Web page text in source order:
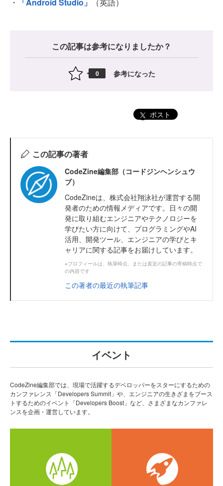
・ 「Android Studio」 （英語）
この記事は参考になりましたか？
0 参考になった
ポスト
この記事の著者
CodeZine編集部（コードジンヘンシュウ
ブ）
CodeZineは、株式会社翔泳社が運営する開
発者のための情報メディアです。日々の開
発に取り組むエンジニアやテクノロジーを
学びたい方に向けて、プログラミングやAI
活用、開発ツール、エンジニアの学びとキ
ャリアに関する記事をお届けしています。
※プロフィールは、執筆時点、または直近の記事の寄稿時点で
の内容です
この著者の最近の執筆記事
イベント
CodeZine編集部では、現場で活躍するデベロッパーをスターにするための
カンファレンス「Developers Summit」や、エンジニアの生きざまをブース
トするためのイベント「Developers Boost」など、さまざまなカンファレ
ンスを企画・運営しています。